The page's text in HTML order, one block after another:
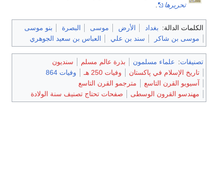
تحريرها
الكلمات الدالة: بغداد الأرض موسى البصرة
بنو موسى
موسى بن شاكر
سند بن علي العباس بن سعيد الجوهري
تصنيفات: علماء مسلمون بذرة عالم مسلم
سنديون
تاريخ الإسلام في پاكستان
وفيات 250 هـ
وفيات 864
آسيويو القرن التاسع
مترجمو القرن التاسع
مهندسو القرون الوسطى
صفحات تحتاج تصنيف سنة الولادة